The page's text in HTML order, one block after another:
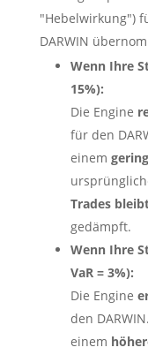
"Hebelwirkung")
DARWIN
Wenn Ihre
15%):
Die Engine
für den
einem
Trades
gedämpft.
Wenn Ihre
VaR = 3%):
Die Engine
den
einem